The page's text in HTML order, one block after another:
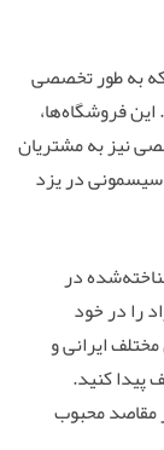
به طور تخصصی
فروشگاه‌ها،
نیز به مشتریان
سیسمونی در یزد
در
را در خود
ایرانی و
پیدا کنید.
مقاصد محبوب